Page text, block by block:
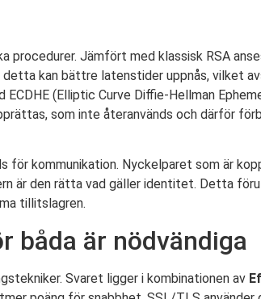
Jämfört med klassisk RSA
kan bättre latenstider uppnås, vilket
(Elliptic Curve Diffie-Hellman
som inte återanvänds och därför
för kommunikation. Nyckelparet som är
är den rätta vad gäller identitet. Detta
tillitslagren.
båda är nödvändiga
Svaret ligger i kombinationen av